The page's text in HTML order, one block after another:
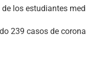
los estudiantes
239 casos de